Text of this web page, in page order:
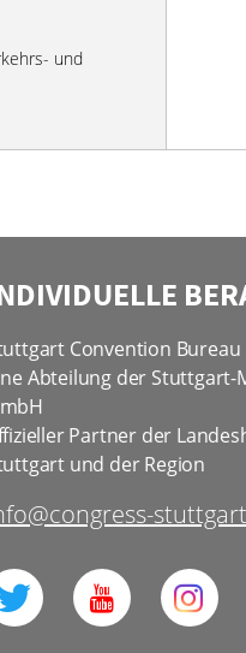
und
Convention Bureau
Abteilung der Stuttgart-
Partner der
und der Region